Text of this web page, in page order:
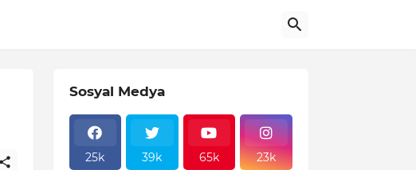
Sosyal Medya
25k 39k 65k 23k